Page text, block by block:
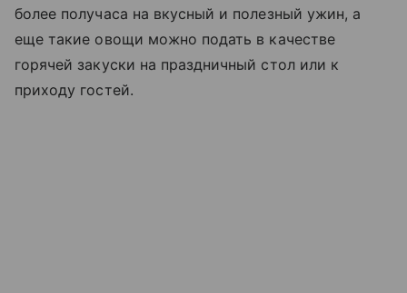
более получаса на вкусный и полезный ужин, а
еще такие овощи можно подать в качестве
горячей закуски на праздничный стол или к
приходу гостей.